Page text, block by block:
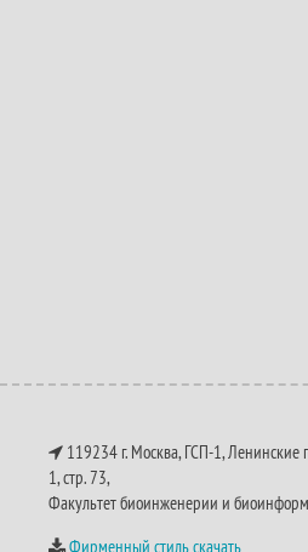
119234 г. Москва, ГСП-1, Ленинские
1, стр. 73,
Факультет биоинженерии и
Фирменный стиль скачать